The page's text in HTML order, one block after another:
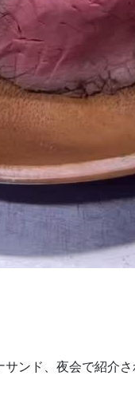
ンド、夜会で紹介